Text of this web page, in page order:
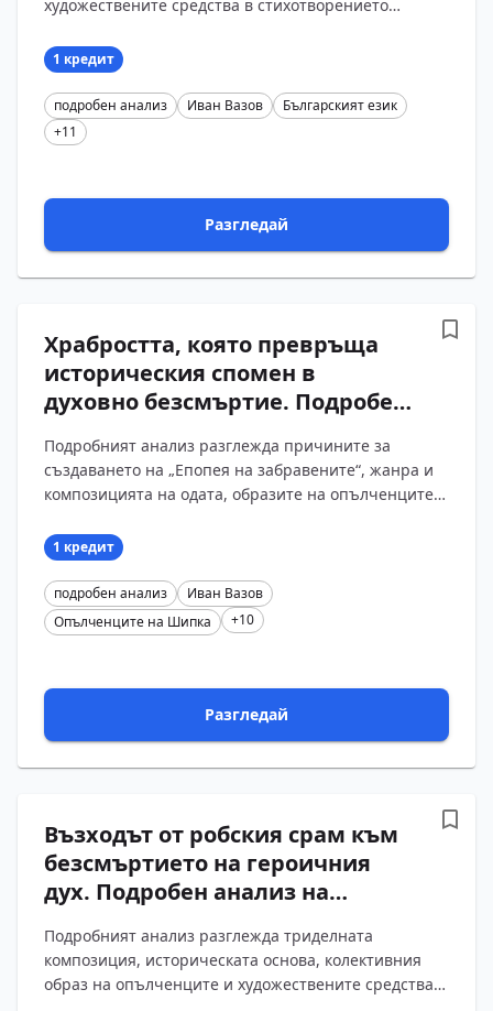
художествените средства в стихотворението
проследяват обвин...
1 кредит
подробен анализ Иван Вазов
Българският език
+11
Разгледай
Храбростта, която превръща
историческия спомен в
духовно безсмъртие. Подробен
Шипка“ от Иван Вазов с
въпроси и отговори
Подробният анализ разглежда причините за
създаването на „Епопея на забравените“, жанра и
композицията на одата, образите на опълченците и
Въпроси...
1 кредит
подробен анализ
Иван Вазов
Опълченците на Шипка
+10
Разгледай
Възходът от робския срам към
безсмъртието на героичния
дух. Подробен анализ на
Иван Вазов с въпроси и
отговори
Подробният анализ разглежда триделната
композиция, историческата основа, колективния
образ на опълченците и художествените средства в